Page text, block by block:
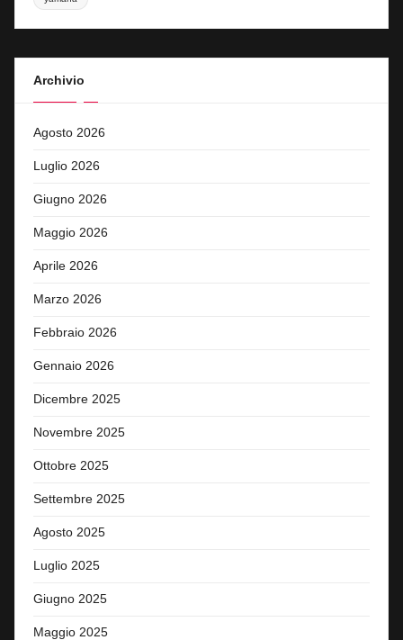
Archivio
Agosto 2026
Luglio 2026
Giugno 2026
Maggio 2026
Aprile 2026
Marzo 2026
Febbraio 2026
Gennaio 2026
Dicembre 2025
Novembre 2025
Ottobre 2025
Settembre 2025
Agosto 2025
Luglio 2025
Giugno 2025
Maggio 2025